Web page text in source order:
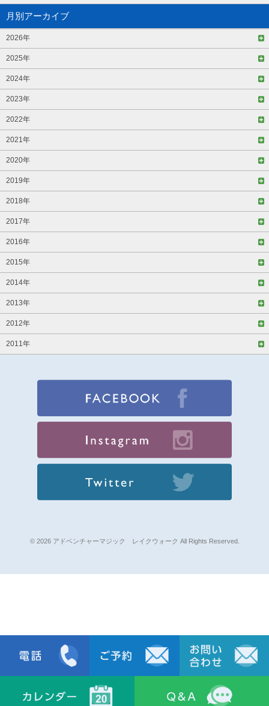
月別アーカイブ
2026年
2025年
2024年
2023年
2022年
2021年
2020年
2019年
2018年
2017年
2016年
2015年
2014年
2013年
2012年
2011年
© 2026 アドベンチャーマジック レイクウォーク All Rights Reserved.